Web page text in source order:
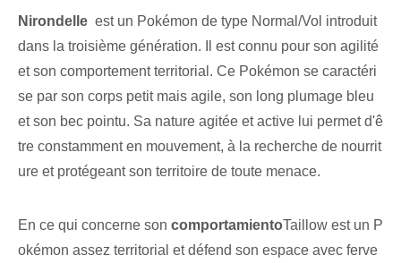
Nirondelle ⁢ est un Pokémon de type Normal/Vol introduit
dans la troisième génération. Il est connu pour son agilité
et son comportement territorial. Ce Pokémon se caractéri
se par son corps petit mais agile, son long plumage bleu
et son bec pointu. Sa nature agitée et active lui permet d'ê
tre constamment en mouvement, à la recherche de nourrit
ure et protégeant son territoire de toute menace.
En ce qui concerne son comportamientoTaillow est un P
okémon assez territorial et défend son espace avec ferve